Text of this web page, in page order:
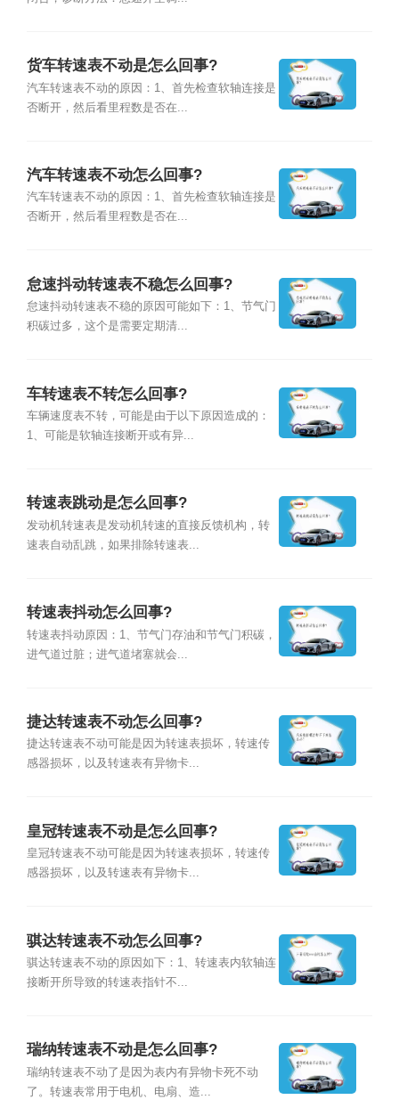
货车转速表不动是怎么回事?
汽车转速表不动的原因：1、首先检查软轴连接是
否断开，然后看里程数是否在...
汽车转速表不动怎么回事?
汽车转速表不动的原因：1、首先检查软轴连接是
否断开，然后看里程数是否在...
怠速抖动转速表不稳怎么回事?
怠速抖动转速表不稳的原因可能如下：1、节气门
积碳过多，这个是需要定期清...
车转速表不转怎么回事?
车辆速度表不转，可能是由于以下原因造成的：
1、可能是软轴连接断开或有异...
转速表跳动是怎么回事?
发动机转速表是发动机转速的直接反馈机构，转
速表自动乱跳，如果排除转速表...
转速表抖动怎么回事?
转速表抖动原因：1、节气门存油和节气门积碳，
进气道过脏；进气道堵塞就会...
捷达转速表不动怎么回事?
捷达转速表不动可能是因为转速表损坏，转速传
感器损坏，以及转速表有异物卡...
皇冠转速表不动是怎么回事?
皇冠转速表不动可能是因为转速表损坏，转速传
感器损坏，以及转速表有异物卡...
骐达转速表不动怎么回事?
骐达转速表不动的原因如下：1、转速表内软轴连
接断开所导致的转速表指针不...
瑞纳转速表不动是怎么回事?
瑞纳转速表不动了是因为表内有异物卡死不动
了。转速表常用于电机、电扇、造...